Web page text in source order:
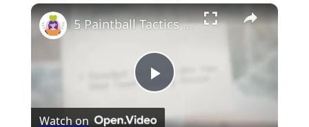
×
Play
5 Paintball Tactics To Win Your Next Team Building Session
Watch on